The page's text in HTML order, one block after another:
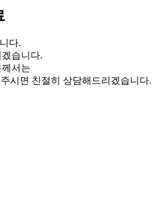
다.
습니다.
서는
시면 친절히 상담해드리겠습니다.